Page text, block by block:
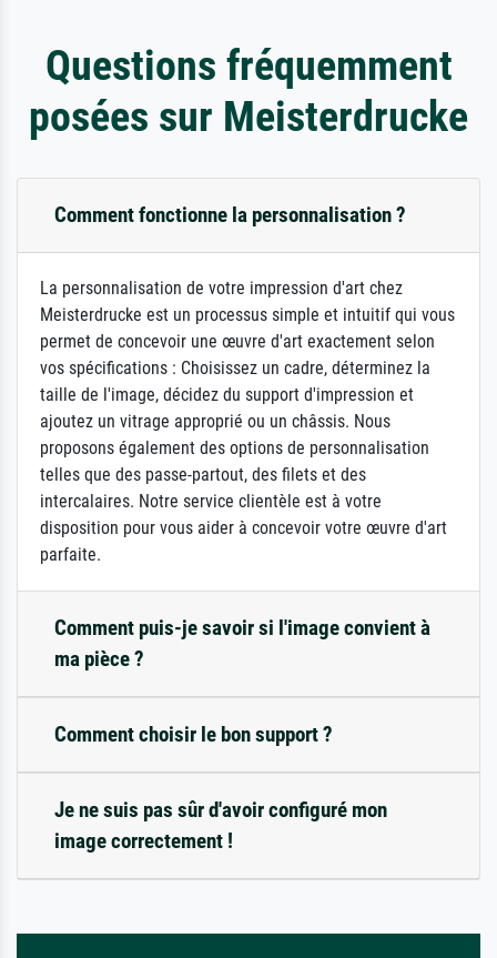
Questions fréquemment
posées sur Meisterdrucke
Comment fonctionne la personnalisation ?
La personnalisation de votre impression d'art chez
Meisterdrucke est un processus simple et intuitif qui vous
permet de concevoir une œuvre d'art exactement selon
vos spécifications : Choisissez un cadre, déterminez la
taille de l'image, décidez du support d'impression et
ajoutez un vitrage approprié ou un châssis. Nous
proposons également des options de personnalisation
telles que des passe-partout, des filets et des
intercalaires. Notre service clientèle est à votre
disposition pour vous aider à concevoir votre œuvre d'art
parfaite.
Comment puis-je savoir si l'image convient à
ma pièce ?
Comment choisir le bon support ?
Je ne suis pas sûr d'avoir configuré mon
image correctement !